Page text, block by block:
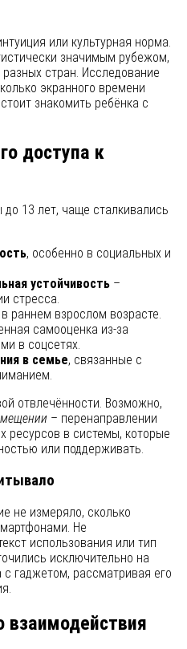
или культурная норма.
значимым рубежом,
стран. Исследование
экранного времени
знакомить ребёнка с
доступа к
13 лет, чаще сталкивались
, особенно в социальных и
устойчивость –
стресса.
в раннем взрослом возрасте.
самооценка из-за
в соцсетях.
в семье, связанные с
отвлечённости. Возможно,
– перенаправлении
ресурсов в системы, которые
или поддерживать.
не измеряло, сколько
Не
использования или тип
исключительно на
с гаджетом, рассматривая его
взаимодействия